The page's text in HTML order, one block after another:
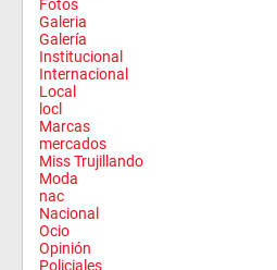
Fotos
Galeria
Galería
Institucional
Internacional
Local
locl
Marcas
mercados
Miss Trujillando
Moda
nac
Nacional
Ocio
Opinión
Policiales